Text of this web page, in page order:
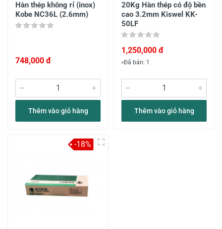
Hàn thép không rỉ (inox)
Kobe NC36L (2.6mm)
748,000 đ
Thêm vào giỏ hàng
20Kg Hàn thép có độ bền
cao 3.2mm Kiswel KK-
50LF
1,250,000 đ
Đã bán: 1
Thêm vào giỏ hàng
-18%